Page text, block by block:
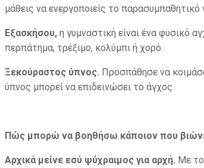
μάθεις να ενεργοποιείς το
Εξασκήσου, η γυμναστική είναι ένα φυσικό
περπάτημα, τρέξιμο, κολύμπι ή χορό.
Ξεκούραστος ύπνος. Προσπάθησε να
ύπνος μπορεί να επιδεινώσει το άγχος.
Πώς μπορώ να βοηθήσω κάποιον που
Αρχικά μείνε εσύ ψύχραιμος για αρχή. Με το